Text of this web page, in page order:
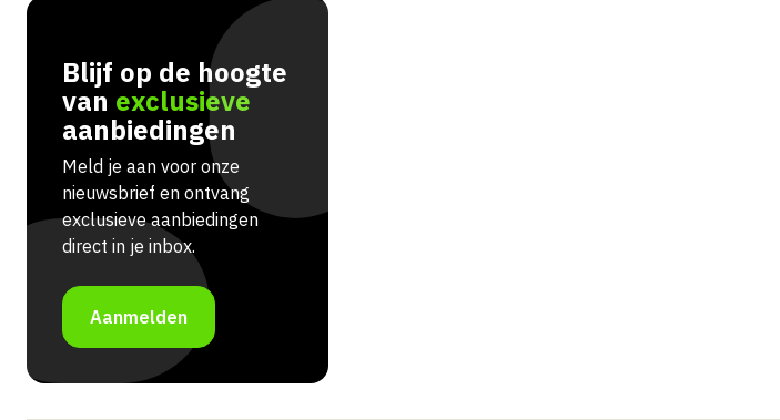
Blijf op de hoogte
van exclusieve
aanbiedingen
Meld je aan voor onze
nieuwsbrief en ontvang
exclusieve aanbiedingen
direct in je inbox.
Aanmelden